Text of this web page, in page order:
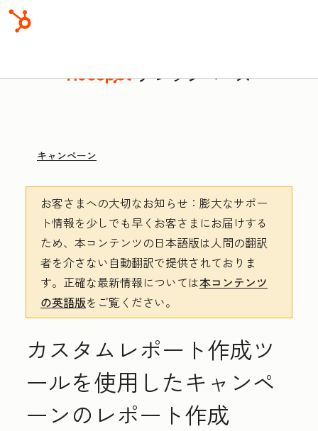
ナレッジベース
キャンペーン
お客さまへの大切なお知らせ ：膨大なサポー
ト情報を少しでも早くお客さまにお届けする
ため、本コンテンツの日本語版は人間の翻訳
者を介さない自動翻訳で提供されておりま
す。 正確な最新情報については本コンテンツ
の英語版をご覧ください。
カスタムレポート作成ツ
ールを使用したキャンペ
ーンのレポート作成